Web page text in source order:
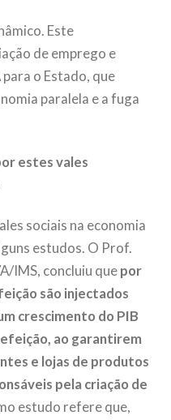
Este
de emprego e
o Estado, que
paralela e a fuga
estes vales
sociais na economia
estudos. O Prof.
IMS, concluiu quepor
são injectados
crescimento do PIB
ao garantirem
e lojas de produtos
pela criação de
estudo refere que,